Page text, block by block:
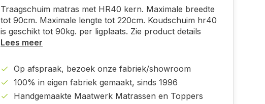
Traagschuim matras met HR40 kern. Maximale breedte
tot 90cm. Maximale lengte tot 220cm. Koudschuim hr40
is geschikt tot 90kg. per ligplaats. Zie product details
Lees meer
Op afspraak, bezoek onze fabriek/showroom
100% in eigen fabriek gemaakt, sinds 1996
Handgemaakte Maatwerk Matrassen en Toppers